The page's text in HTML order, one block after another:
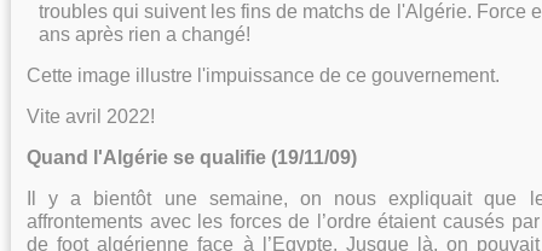
troubles qui suivent les fins de matchs de l'Algérie. Force
ans après rien a changé!
Cette image illustre l'impuissance de ce gouvernement.
Vite avril 2022!
Quand l'Algérie se qualifie (19/11/09)
Il y a bientôt une semaine, on nous expliquait que
affrontements avec les forces de l’ordre étaient causés
de foot algérienne face à l’Egypte. Jusque là, on